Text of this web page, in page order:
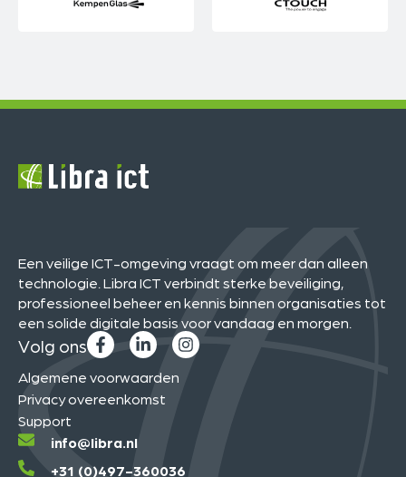
Een veilige ICT-omgeving vraagt om meer dan alleen
technologie. Libra ICT verbindt sterke beveiliging,
professioneel beheer en kennis binnen organisaties tot
een solide digitale basis voor vandaag en morgen.
Volg ons
Algemene voorwaarden
Privacy overeenkomst
Support
info@libra.nl
+31 (0)497-360036